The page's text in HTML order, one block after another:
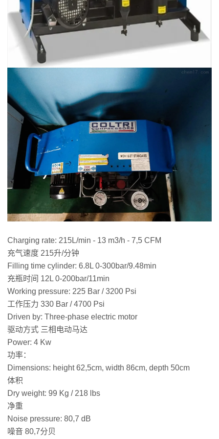
Charging rate: 215L/min - 13 m3/h - 7,5 CFM
充气速度 215升/分钟
Filling time cylinder: 6.8L 0-300bar/9.48min
充瓶时间 12L 0-200bar/11min
Working pressure: 225 Bar / 3200 Psi
工作压力 330 Bar / 4700 Psi
Driven by: Three-phase electric motor
驱动方式 三相电动马达
Power: 4 Kw
功率：
Dimensions: height 62,5cm, width 86cm, depth 50cm
体积
Dry weight: 99 Kg / 218 lbs
净重
Noise pressure: 80,7 dB
噪音 80,7分贝